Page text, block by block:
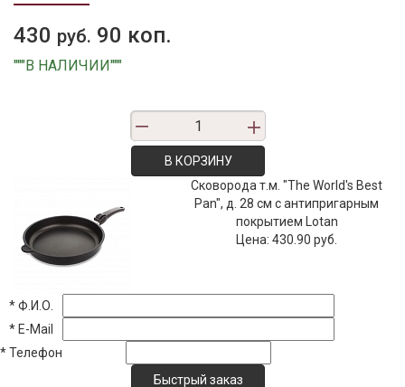
430 руб. 90 коп.
"""В НАЛИЧИИ"""
В КОРЗИНУ
Сковорода т.м. "The World's Best
Pan", д. 28 см с антипригарным
покрытием Lotan
Цена:430.90 руб.
*Ф.И.О.
*E-Mail
*Телефон